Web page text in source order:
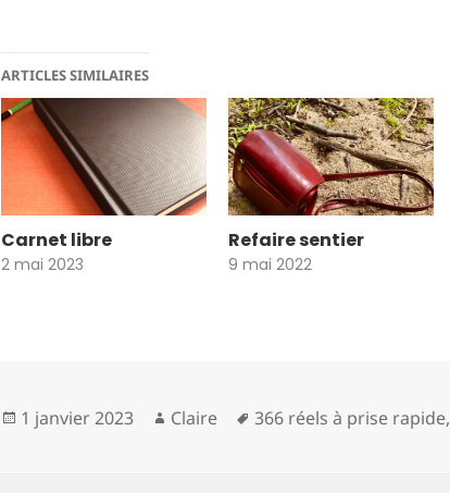
ARTICLES SIMILAIRES
Carnet libre
2 mai 2023
Refaire sentier
9 mai 2022
Publié
1 janvier 2023 Auteur
Claire
Mots-
366 réels à prise rapide,